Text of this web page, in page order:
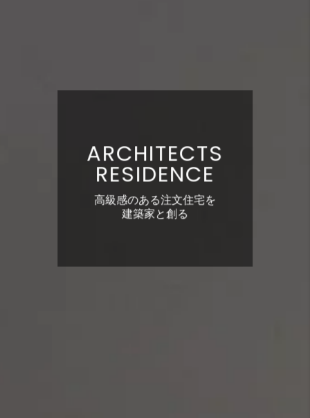
ARCHITECTS
RESIDENCE
高級感のある注文住宅を
建築家と創る